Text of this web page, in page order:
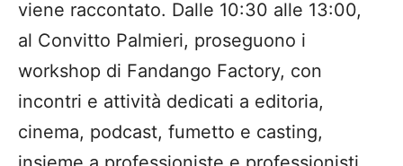
viene raccontato. Dalle 10:30 alle 13:00,
al Convitto Palmieri, proseguono i
workshop di Fandango Factory, con
incontri e attività dedicati a editoria,
cinema, podcast, fumetto e casting,